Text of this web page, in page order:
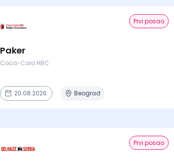
Prvi posao
Paker
Coca-Cola HBC
20.08.2026. Beograd
Prvi posao